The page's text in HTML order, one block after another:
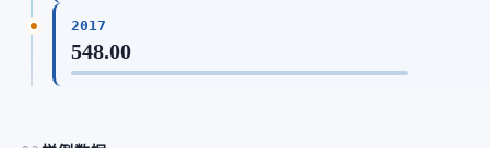
2017
548.00